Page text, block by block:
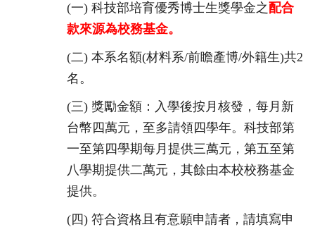
(一) 科技部培育優秀博士生獎學金之 配合
款來源為校務基金。
(二) 本系名額(材料系/前瞻產博/外籍生)共2
名。
(三) 獎勵金額：入學後按月核發，每月新
台幣四萬元， 至多請領四學年。科技部第
一至第四學期每月提供三萬元， 第五至第
八學期提供二萬元，其餘由本校校務基金
提供。
(四) 符合資格且有意願申請者，請填寫申